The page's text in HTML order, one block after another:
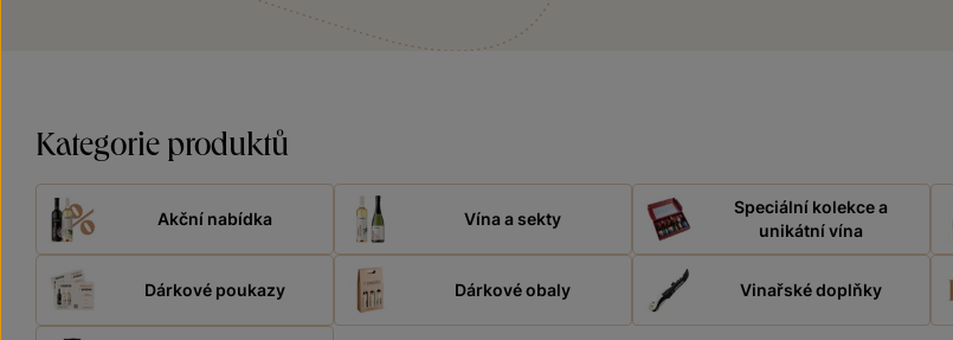
Kategorie produktů
Akční nabídka Vína a sekty
Speciální kolekce a
unikátní vína
Dárkové poukazy Dárkové obaly Vinařské doplňky